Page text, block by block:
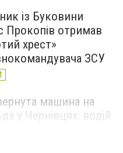
із Буковини
Прокопів отримав
хрест»
ЗСУ
машина на
у Чернівцях: водій